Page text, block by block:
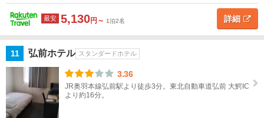
山
形
福
島
東
最安 5,130円～ 1泊2名 詳細
11 弘前ホテル スタンダードホテル
3.36
JR奥羽本線弘前駅より徒歩3分。東北自動車道弘前 大鰐IC
より約16分。